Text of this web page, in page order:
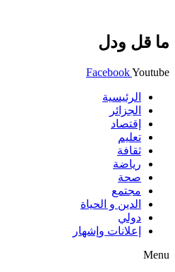
ما قل ودل
FacebookYoutube
الرئيسية
الجزائر
إقتصاد
تعليم
ثقافة
رياضة
صحة
مجتمع
الدين و الحياة
دولي
إعلانات وإشهار
Menu